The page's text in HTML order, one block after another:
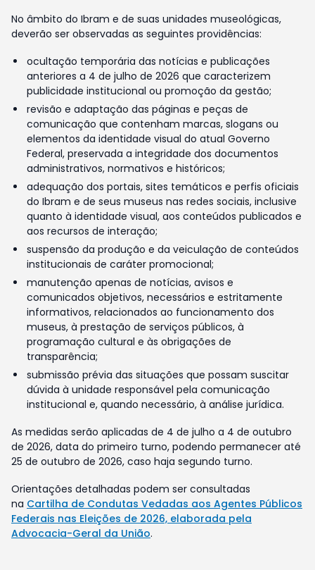
No âmbito do Ibram e de suas unidades museológicas,
deverão ser observadas as seguintes providências:
ocultação temporária das notícias e publicações
anteriores a 4 de julho de 2026 que caracterizem
publicidade institucional ou promoção da gestão;
revisão e adaptação das páginas e peças de
comunicação que contenham marcas, slogans ou
elementos da identidade visual do atual Governo
Federal, preservada a integridade dos documentos
administrativos, normativos e históricos;
adequação dos portais, sites temáticos e perfis oficiais
do Ibram e de seus museus nas redes sociais, inclusive
quanto à identidade visual, aos conteúdos publicados e
aos recursos de interação;
suspensão da produção e da veiculação de conteúdos
institucionais de caráter promocional;
manutenção apenas de notícias, avisos e
comunicados objetivos, necessários e estritamente
informativos, relacionados ao funcionamento dos
museus, à prestação de serviços públicos, à
programação cultural e às obrigações de
transparência;
submissão prévia das situações que possam suscitar
dúvida à unidade responsável pela comunicação
institucional e, quando necessário, à análise jurídica.
As medidas serão aplicadas de 4 de julho a 4 de outubro
de 2026, data do primeiro turno, podendo permanecer até
25 de outubro de 2026, caso haja segundo turno.
Orientações detalhadas podem ser consultadas
na Cartilha de Condutas Vedadas aos Agentes Públicos
Federais nas Eleições de 2026, elaborada pela
Advocacia-Geral da União.